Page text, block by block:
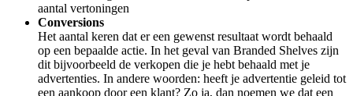
aantal vertoningen
Conversions
Het aantal keren dat er een gewenst resultaat wordt behaald
op een bepaalde actie. In het geval van Branded Shelves zijn
dit bijvoorbeeld de verkopen die je hebt behaald met je
advertenties. In andere woorden: heeft je advertentie geleid tot
een aankoop door een klant? Zo ja, dan noemen we dat een